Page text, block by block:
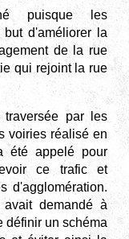
puisque les
but d'améliorer la
de la rue
qui rejoint la rue
traversée par les
voiries réalisé en
été appelé pour
ce trafic et
d'agglomération.
demandé à
définir un schéma